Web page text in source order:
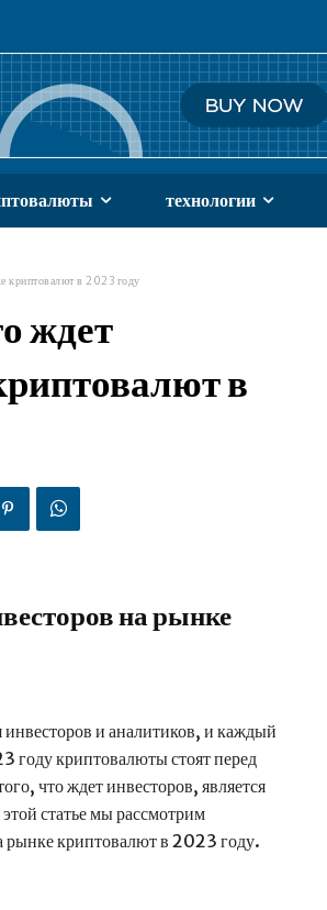
технологии
криптовалют в 2023 году
ждет
в
на рынке
и аналитиков, и каждый
году криптовалюты стоят перед
что ждет инвесторов, является
статье мы рассмотрим
рынке криптовалют в 2023 году.